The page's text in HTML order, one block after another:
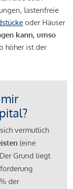
lastenfreie
oder Häuser
kann, umso
höher ist der
vermutlich
(eine
Der Grund liegt
der